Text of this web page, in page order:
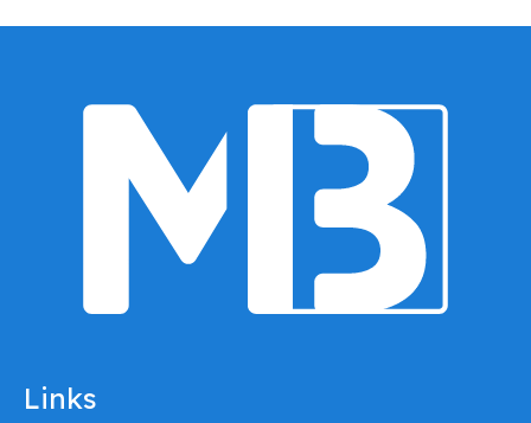
Links